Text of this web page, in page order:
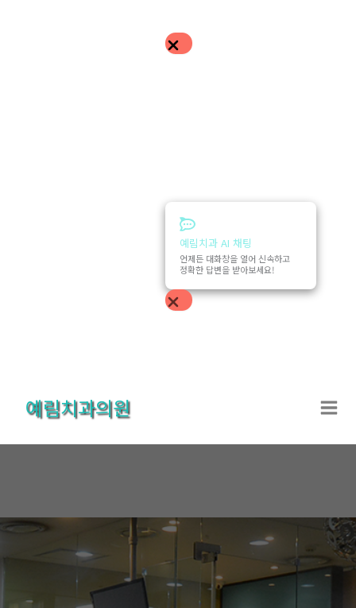
예림치과 AI 채팅
언제든 대화창을 열어 신속하고
정확한 답변을 받아보세요!
건
예림치과의원